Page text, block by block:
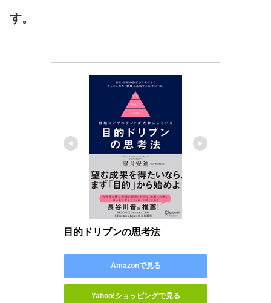
す。
目的ドリブンの思考法
Amazonで見る
Yahoo!ショッピングで見る